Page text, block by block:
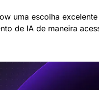
uma escolha
de IA de maneira